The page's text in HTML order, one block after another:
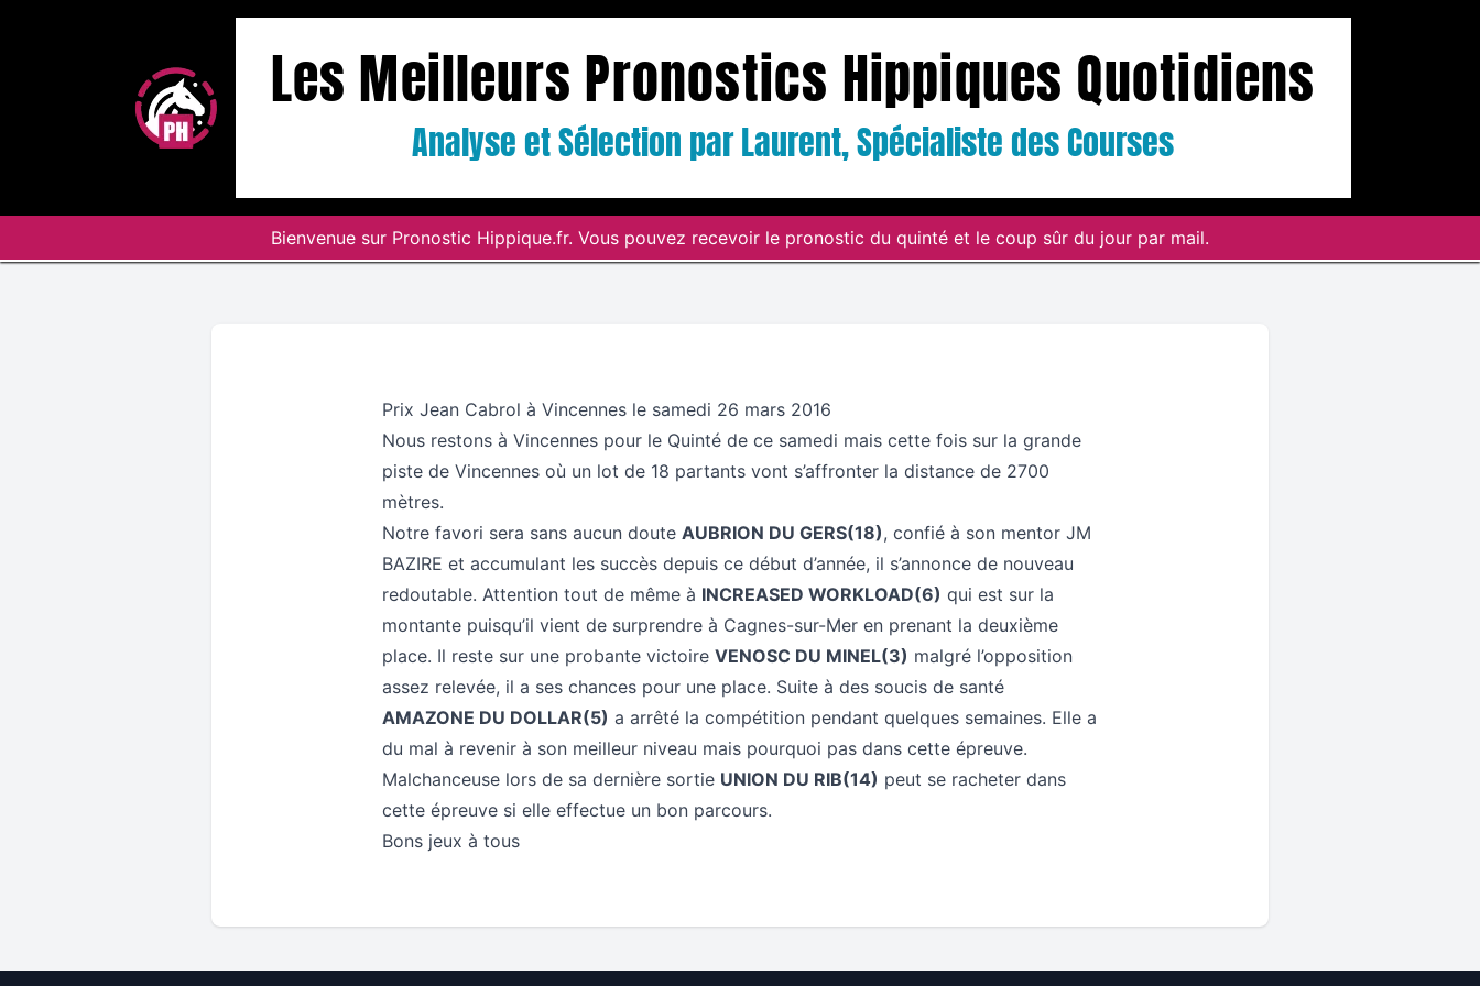
Les Meilleurs Pronostics Hippiques Quotidiens
Analyse et Sélection par Laurent, Spécialiste des Courses
Bienvenue sur Pronostic Hippique.fr. Vous pouvez recevoir le pronostic du quinté et le coup sûr du jour par mail.
Prix Jean Cabrol à Vincennes le samedi 26 mars 2016
Nous restons à Vincennes pour le Quinté de ce samedi mais cette fois sur la grande
piste de Vincennes où un lot de 18 partants vont s’affronter la distance de 2700
mètres.
Notre favori sera sans aucun doute AUBRION DU GERS(18), confié à son mentor JM
BAZIRE et accumulant les succès depuis ce début d’année, il s’annonce de nouveau
redoutable. Attention tout de même à INCREASED WORKLOAD(6) qui est sur la
montante puisqu’il vient de surprendre à Cagnes-sur-Mer en prenant la deuxième
place. Il reste sur une probante victoire VENOSC DU MINEL(3) malgré l’opposition
assez relevée, il a ses chances pour une place. Suite à des soucis de santé
AMAZONE DU DOLLAR(5) a arrêté la compétition pendant quelques semaines. Elle a
du mal à revenir à son meilleur niveau mais pourquoi pas dans cette épreuve.
Malchanceuse lors de sa dernière sortie UNION DU RIB(14) peut se racheter dans
cette épreuve si elle effectue un bon parcours.
Bons jeux à tous